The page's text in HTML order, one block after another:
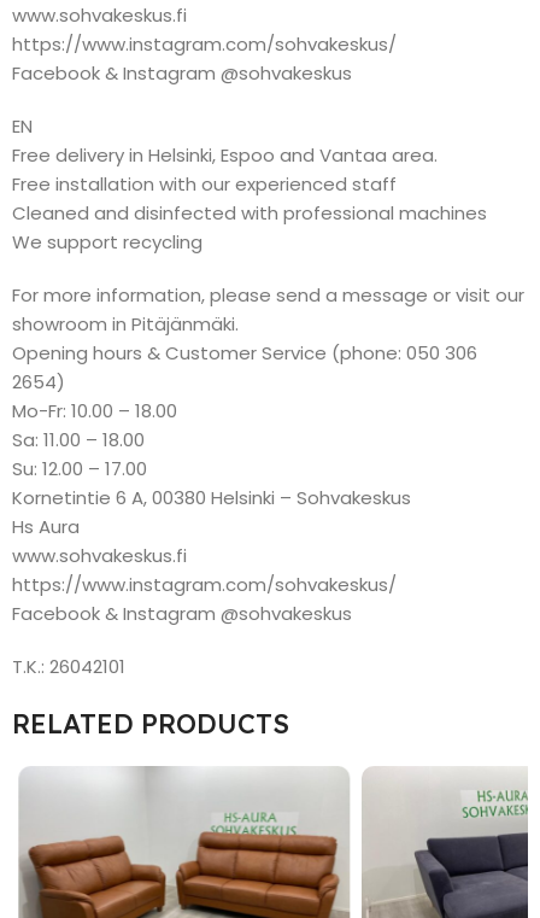
www.sohvakeskus.fi
https://www.instagram.com/sohvakeskus/
Facebook & Instagram @sohvakeskus
EN
Free delivery in Helsinki, Espoo and Vantaa area.
Free installation with our experienced staff
Cleaned and disinfected with professional machines
We support recycling
For more information, please send a message or visit our
showroom in Pitäjänmäki.
Opening hours & Customer Service (phone: 050 306
2654)
Mo-Fr: 10.00 – 18.00
Sa: 11.00 – 18.00
Su: 12.00 – 17.00
Kornetintie 6 A, 00380 Helsinki – Sohvakeskus
Hs Aura
www.sohvakeskus.fi
https://www.instagram.com/sohvakeskus/
Facebook & Instagram @sohvakeskus
T.K.: 26042101
RELATED PRODUCTS